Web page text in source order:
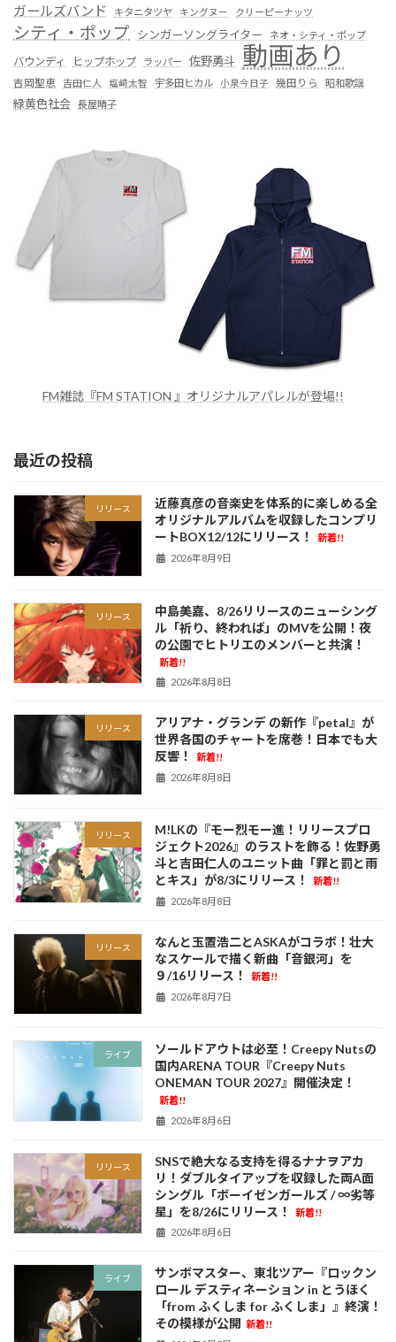
ガールズバンド キタニタツヤ キングヌー クリーピーナッツ
シティ・ポップ シンガーソングライター ネオ・シティ・ポップ
バウンディ ヒップホップ ラッパー 佐野勇斗 動画あり
吉岡聖恵 吉田仁人 塩﨑太智 宇多田ヒカル 小泉今日子 幾田りら 昭和歌謡
緑黄色社会 長屋晴子
FM雑誌『FM STATION 』オリジナルアパレルが登場!!
最近の投稿
リリース
近藤真彦の音楽史を体系的に楽しめる全
オリジナルアルバムを収録したコンプリ
ートBOX12/12にリリース！
新着!!
2026年8月9日
リリース
中島美嘉、8/26リリースのニューシング
ル「祈り、終われば」のMVを公開！夜
の公園でヒトリエのメンバーと共演！
新着!!
2026年8月8日
リリース
アリアナ・グランデ の新作『petal』が
世界各国のチャートを席巻！日本でも大
反響！
新着!!
2026年8月8日
リリース
M!LKの『モー烈モー進！リリースプロ
ジェクト2026』のラストを飾る！佐野勇
斗と吉田仁人のユニット曲「罪と罰と雨
とキス」が8/3にリリース！
新着!!
2026年8月8日
リリース
なんと玉置浩二とASKAがコラボ！壮大
なスケールで描く新曲「音銀河」を
９/16リリース！
新着!!
2026年8月7日
ライブ
ソールドアウトは必至！Creepy Nutsの
国内ARENA TOUR『Creepy Nuts
ONEMAN TOUR 2027』開催決定！
新着!!
2026年8月6日
リリース
SNSで絶大なる支持を得るナナヲアカ
リ！ダブルタイアップを収録した両A面
シングル「ボーイゼンガールズ / ∞劣等
星」を8/26にリリース！
新着!!
2026年8月6日
ライブ
サンボマスター、東北ツアー『ロックン
ロール デスティネーション in とうほく
「from ふくしま for ふくしま」』終演！
その模様が公開 新着!!